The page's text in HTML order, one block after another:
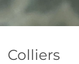
Colliers